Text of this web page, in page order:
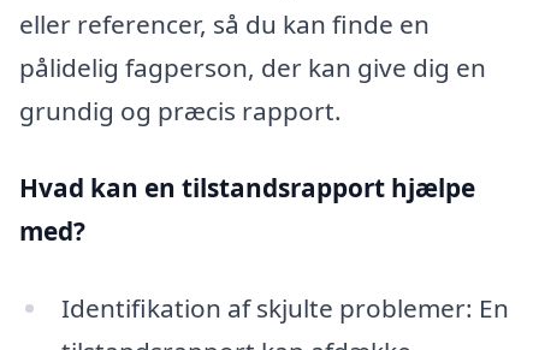
eller referencer, så du kan finde en
pålidelig fagperson, der kan give dig en
grundig og præcis rapport.
Hvad kan en tilstandsrapport hjælpe
med?
Identifikation af skjulte problemer: En